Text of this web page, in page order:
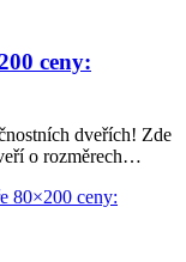
ceny:
dveřích! Zde
o rozměrech…
80×200 ceny: